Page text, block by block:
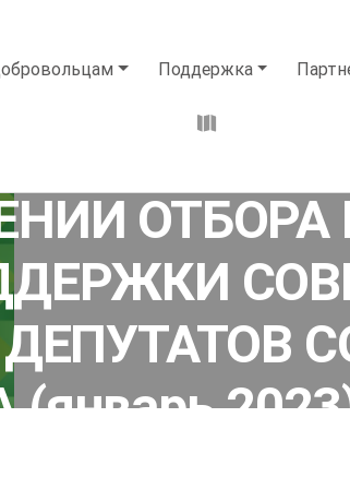
Поддержка
ОТБОРА